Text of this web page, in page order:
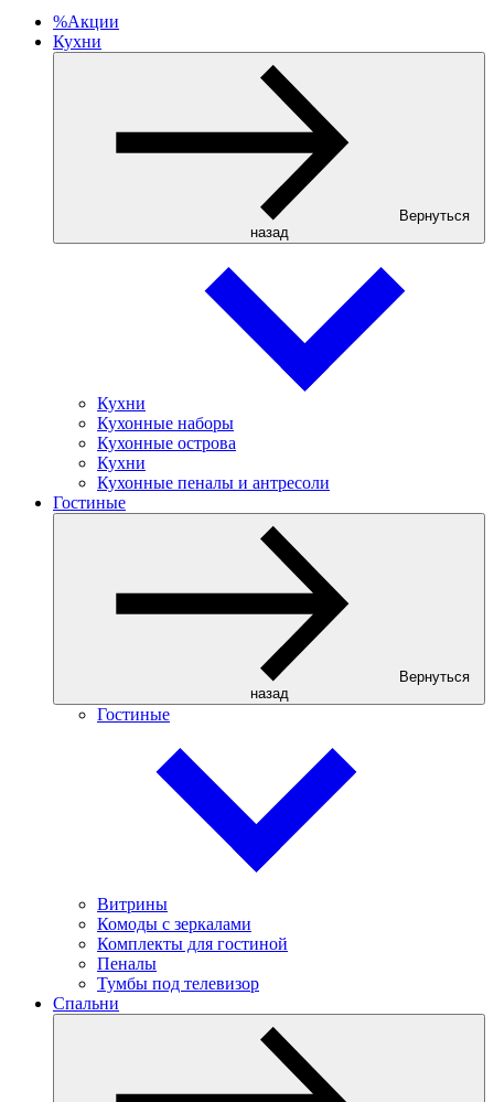
%Акции
Кухни
Вернуться
назад
Кухни
Кухонные наборы
Кухонные острова
Кухни
Кухонные пеналы и антресоли
Гостиные
Вернуться
назад
Гостиные
Витрины
Комоды с зеркалами
Комплекты для гостиной
Пеналы
Тумбы под телевизор
Спальни